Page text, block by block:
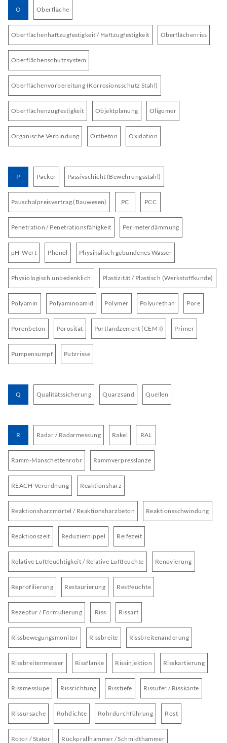
O Oberfläche
Oberflächenhaftzugfestigkeit / Haftzugfestigkeit Oberflächenriss
Oberflächenschutzsystem
Oberflächenvorbereitung (Korrosionsschutz Stahl)
Oberflächenzugfestigkeit Objektplanung Oligomer
Organische Verbindung Ortbeton Oxidation
P Packer Passivschicht (Bewehrungsstahl)
Pauschalpreisvertrag (Bauwesen) PC PCC
Penetration / Penetrationsfähigkeit Perimeterdämmung
pH-Wert Phenol Physikalisch gebundenes Wasser
Physiologisch unbedenklich Plastizität / Plastisch (Werkstoffkunde)
Polyamin Polyaminoamid Polymer Polyurethan Pore
Porenbeton Porosität Portlandzement (CEM I) Primer
Pumpensumpf Putzrisse
Q Qualitätssicherung Quarzsand Quellen
R Radar / Radarmessung Rakel RAL
Ramm-Manschettenrohr Rammverpresslanze
REACH-Verordnung Reaktionsharz
Reaktionsharzmörtel / Reaktionsharzbeton Reaktionsschwindung
Reaktionszeit Reduziernippel Reifezeit
Relative Luftfeuchtigkeit / Relative Luftfeuchte Renovierung
Reprofilierung Restaurierung Restfeuchte
Rezeptur / Formulierung Riss Rissart
Rissbewegungsmonitor Rissbreite Rissbreitenänderung
Rissbreitenmesser Rissflanke Rissinjektion Risskartierung
Rissmesslupe Rissrichtung Risstiefe Rissufer / Risskante
Rissursache Rohdichte Rohrdurchführung Rost
Rotor / Stator Rückprallhammer / Schmidthammer